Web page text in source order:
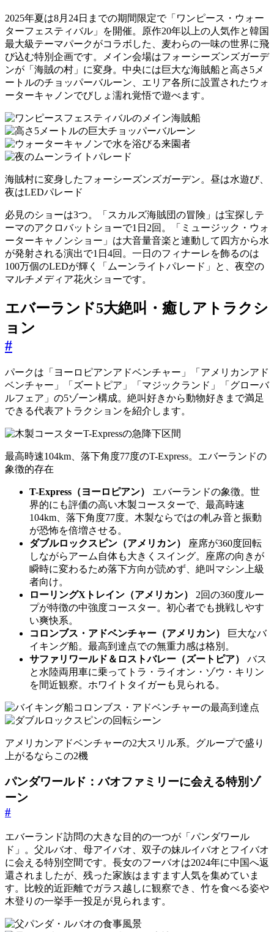
2025年夏は8月24日までの期間限定で「ワンピース・ウォー
ターフェスティバル」を開催。原作20年以上の人気作と韓国
最大級テーマパークがコラボした、麦わらの一味の世界に飛
び込む特別企画です。メイン会場はフォーシーズンズガーデ
ンが「海賊の村」に変身。中央には巨大な海賊船と高さ5メ
ートルのチョッパーバルーン、エリア各所に設置されたウォ
ーターキャノンでびしょ濡れ覚悟で遊べます。
海賊村に変身したフォーシーズンズガーデン。昼は水遊び、
夜はLEDパレード
必見のショーは3つ。「スカルズ海賊団の冒険」は宝探しテ
ーマのアクロバットショーで1日2回。「ミュージック・ウォ
ーターキャノンショー」は大音量音楽と連動して四方から水
が発射される演出で1日4回。一日のフィナーレを飾るのは
100万個のLEDが輝く「ムーンライトパレード」と、夜空の
マルチメディア花火ショーです。
エバーランド5大絶叫・癒しアトラクシ
ョン
#
パークは「ヨーロピアンアドベンチャー」「アメリカンアド
ベンチャー」「ズートピア」「マジックランド」「グローバ
ルフェア」の5ゾーン構成。絶叫好きから動物好きまで満足
できる代表アトラクションを紹介します。
最高時速104km、落下角度77度のT-Express。エバーランドの
象徴的存在
T-Express（ヨーロピアン）
エバーランドの象徴。世
界的にも評価の高い木製コースターで、最高時速
104km、落下角度77度。木製ならではの軋み音と振動
が恐怖を倍増させる。
ダブルロックスピン（アメリカン）
座席が360度回転
しながらアーム自体も大きくスイング。座席の向きが
瞬時に変わるため落下方向が読めず、絶叫マシン上級
者向け。
ローリングXトレイン（アメリカン）
2回の360度ルー
プが特徴の中強度コースター。初心者でも挑戦しやす
い爽快系。
コロンブス・アドベンチャー（アメリカン）
巨大なバ
イキング船。最高到達点での無重力感は格別。
サファリワールド＆ロストバレー（ズートピア）
バス
と水陸両用車に乗ってトラ・ライオン・ゾウ・キリン
を間近観察。ホワイトタイガーも見られる。
アメリカンアドベンチャーの2大スリル系。グループで盛り
上がるならこの2機
パンダワールド：バオファミリーに会える特別ゾ
ーン
#
エバーランド訪問の大きな目的の一つが「パンダワール
ド」。父ルバオ、母アイバオ、双子の妹ルイバオとフイバオ
に会える特別空間です。長女のフーバオは2024年に中国へ返
還されましたが、残った家族はますます人気を集めていま
す。比較的近距離でガラス越しに観察でき、竹を食べる姿や
木登りの一挙手一投足が見られます。